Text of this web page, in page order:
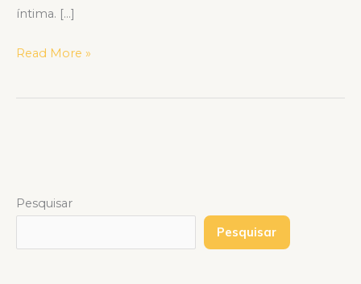
íntima. […]
Read More »
Pesquisar
Pesquisar